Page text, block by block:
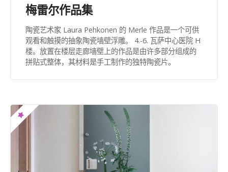
梅雷尔作品集
陶瓷艺术家 Laura Pehkonen 的 Merle 作品是一个可供
观看和触摸的抽象陶瓷墙壁浮雕。 4.-6. 瓦萨中心医院 H
楼。放置在楼层走廊墙壁上的作品是由许多部分组成的
拼贴式整体，其材料是手工制作的独特陶瓷片。